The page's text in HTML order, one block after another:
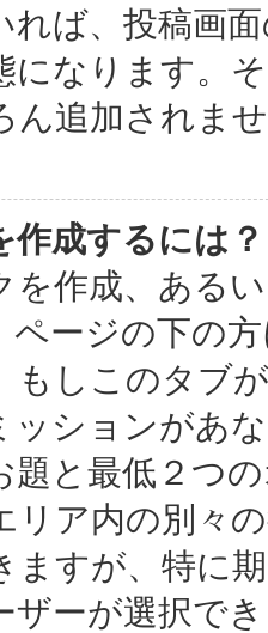
れば、投稿画
になります。
ん追加されま
成するには？
を作成、ある
ージの下の
もしこのタブ
ッションがあ
題と最低２つ
リア内の別々
ますが、特に
ザーが選択で